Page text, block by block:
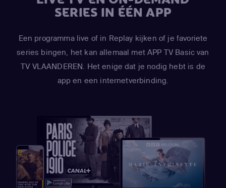
SERIES IN ÉÉN APP
Een programma live of in Replay kijken of je favoriete
series bingen, het kan allemaal met APP TV Basic van
TV VLAANDEREN. Het enige dat je nodig hebt is de
app en een internetverbinding.